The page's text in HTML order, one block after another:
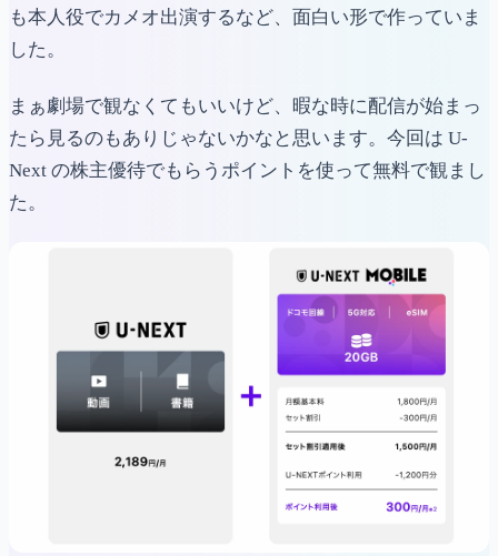
も本人役でカメオ出演するなど、面白い形で作っていま
した。
まぁ劇場で観なくてもいいけど、暇な時に配信が始まっ
たら見るのもありじゃないかなと思います。今回は U-
Next の株主優待でもらうポイントを使って無料で観まし
た。